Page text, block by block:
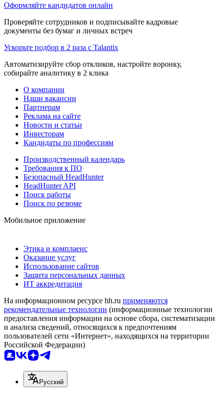
Оформляйте кандидатов онлайн
Проверяйте сотрудников и подписывайте кадровые
документы без бумаг и личных встреч
Ускорьте подбор в 2 раза с Talantix
Автоматизируйте сбор откликов, настройте воронку,
собирайте аналитику в 2 клика
О компании
Наши вакансии
Партнерам
Реклама на сайте
Новости и статьи
Инвесторам
Кандидаты по профессиям
Производственный календарь
Требования к ПО
Безопасный HeadHunter
HeadHunter API
Поиск работы
Поиск по резюме
Мобильное приложение
Этика и комплаенс
Оказание услуг
Использование сайтов
Защита персональных данных
ИТ аккредитация
На информационном ресурсе hh.ru применяются
рекомендательные технологии (информационные технологии
предоставления информации на основе сбора, систематизации
и анализа сведений, относящихся к предпочтениям
пользователей сети «Интернет», находящихся на территории
Российской Федерации)
Русский